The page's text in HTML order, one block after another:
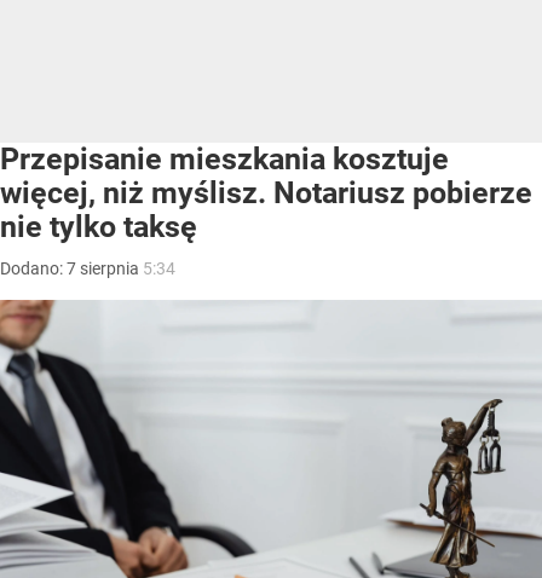
Przepisanie mieszkania kosztuje
więcej, niż myślisz. Notariusz pobierze
nie tylko taksę
Dodano:7 sierpnia 5:34